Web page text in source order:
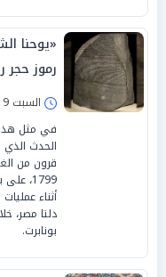
«يوحنا
رموز حجر
السبت 19/يوليو/2025 - 11:38 م
في مثل هذا
الحدث
1799،
أثناء
دلتا مصر،
بونابرت.